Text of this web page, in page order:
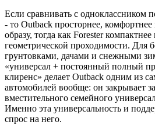
Если сравнивать с одноклассником
- то Outback просторнее, комфортнее
образу, тогда как Forester
геометрической проходимости. Для
грунтовками, дачами и снежными
«универсал + постоянный полный
клиренс» делает Outback одним из
автомобилей вообще: он закрывает
вместительного семейного
Именно эта универсальность и
спрос на него.